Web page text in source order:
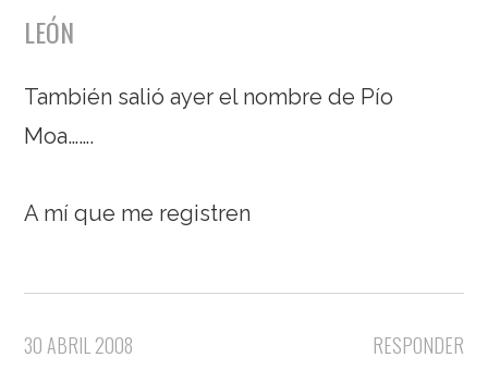
LEÓN
También salió ayer el nombre de Pío
Moa…….
A mí que me registren
RESPONDER
30 ABRIL 2008